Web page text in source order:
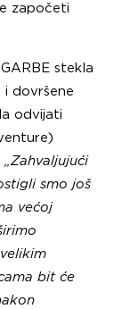
započeti
stekla
i dovršene
odvijati
„Zahvaljujući
smo još
većoj
bit će